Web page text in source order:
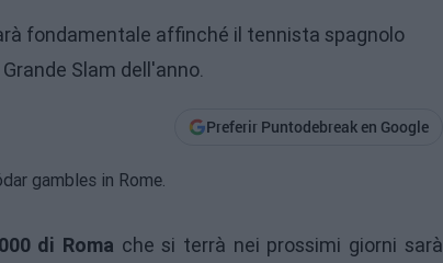
fondamentale affinché il tennista spagnolo
Slam dell'anno.
Preferir Puntodebreak en Google
di Roma che si terrà nei prossimi giorni sarà